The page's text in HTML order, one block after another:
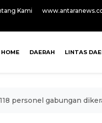
Kami
HOME DAERAH LINTAS
personel gabungan